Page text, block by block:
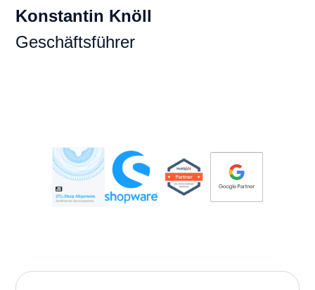
Konstantin Knöll
Geschäftsführer